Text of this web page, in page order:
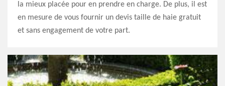
la mieux placée pour en prendre en charge. De plus, il est
en mesure de vous fournir un devis taille de haie gratuit
et sans engagement de votre part.